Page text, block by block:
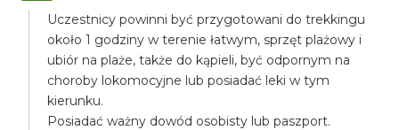
Uczestnicy powinni być przygotowani do trekkingu
około 1 godziny w terenie łatwym, sprzęt plażowy i
ubiór na plaże, także do kąpieli, być odpornym na
choroby lokomocyjne lub posiadać leki w tym
kierunku.
Posiadać ważny dowód osobisty lub paszport.